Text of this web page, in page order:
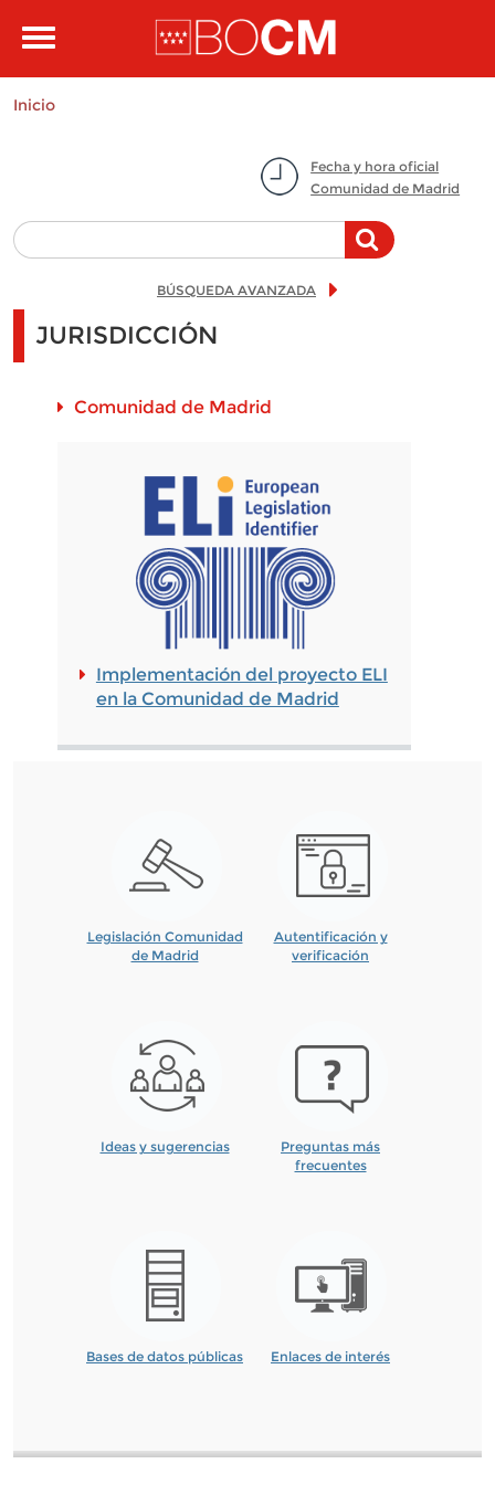
Toggle
Inicio
Fecha y hora oficial
Comunidad de Madrid
BÚSQUEDA AVANZADA
JURISDICCIÓN
Comunidad de Madrid
Implementación del proyecto ELI
en la Comunidad de Madrid
Legislación Comunidad
de Madrid
Autentificación y
verificación
Ideas y sugerencias
Preguntas más
frecuentes
Bases de datos públicas Enlaces de interés